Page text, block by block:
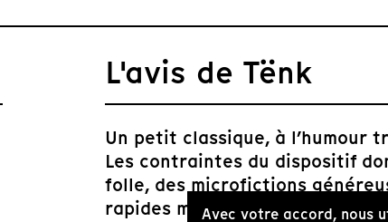
L'avis de Tënk
Un petit classique, à l’humour
Les contraintes du dispositif
folle, des microfictions
rapides mais aux traits
Avec votre accord, nous